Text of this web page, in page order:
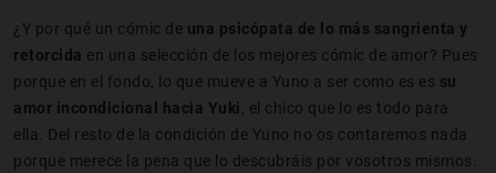
¿Y por qué un cómic de una psicópata de lo más sangrienta y
retorcida en una selección de los mejores cómic de amor? Pues
porque en el fondo, lo que mueve a Yuno a ser como es es su
amor incondicional hacia Yuki, el chico que lo es todo para
ella. Del resto de la condición de Yuno no os contaremos nada
porque merece la pena que lo descubráis por vosotros mismos.